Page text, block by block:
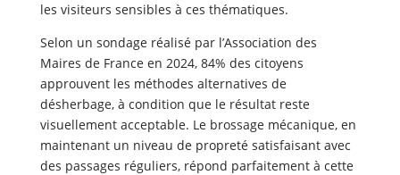
les visiteurs sensibles à ces thématiques.
Selon un sondage réalisé par l’Association des
Maires de France en 2024, 84% des citoyens
approuvent les méthodes alternatives de
désherbage, à condition que le résultat reste
visuellement acceptable. Le brossage mécanique, en
maintenant un niveau de propreté satisfaisant avec
des passages réguliers, répond parfaitement à cette